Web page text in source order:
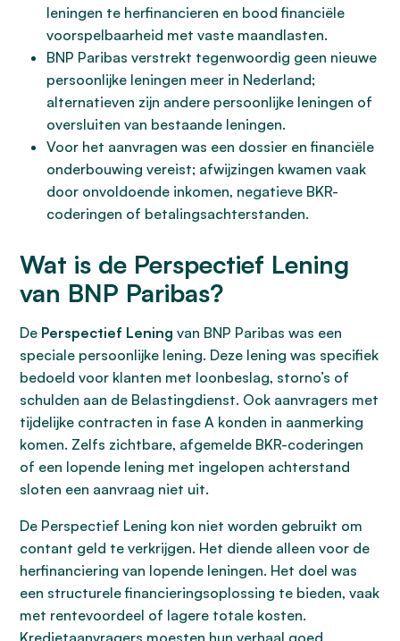
leningen te herfinancieren en bood financiële
voorspelbaarheid met vaste maandlasten.
BNP Paribas verstrekt tegenwoordig geen nieuwe
persoonlijke leningen meer in Nederland;
alternatieven zijn andere persoonlijke leningen of
oversluiten van bestaande leningen.
Voor het aanvragen was een dossier en financiële
onderbouwing vereist; afwijzingen kwamen vaak
door onvoldoende inkomen, negatieve BKR-
coderingen of betalingsachterstanden.
Wat is de Perspectief Lening
van BNP Paribas?
De Perspectief Lening van BNP Paribas was een
speciale persoonlijke lening. Deze lening was specifiek
bedoeld voor klanten met loonbeslag, storno’s of
schulden aan de Belastingdienst. Ook aanvragers met
tijdelijke contracten in fase A konden in aanmerking
komen. Zelfs zichtbare, afgemelde BKR-coderingen
of een lopende lening met ingelopen achterstand
sloten een aanvraag niet uit.
De Perspectief Lening kon niet worden gebruikt om
contant geld te verkrijgen. Het diende alleen voor de
herfinanciering van lopende leningen. Het doel was
een structurele financieringsoplossing te bieden, vaak
met rentevoordeel of lagere totale kosten.
Kredietaanvragers moesten hun verhaal goed